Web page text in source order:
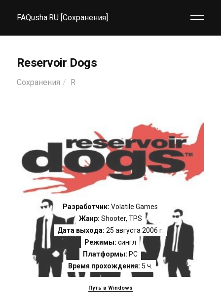
FAQusha.RU [Сохранения]
Reservoir Dogs
Сохранения R
Разработчик: Volatile Games
Жанр: Shooter, TPS
Дата выхода: 25 августа 2006 г.
Режимы: сингл
Платформы: PC
Время прохождения: 5 ч.
Путь в Windows